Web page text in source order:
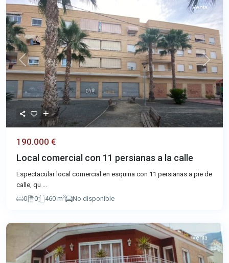
Previous Next
Venta
190.000 €
Local comercial con 11 persianas a la calle
Espectacular local comercial en esquina con 11 persianas a pie de
calle, qu
0
0 460 m2 No disponible
Venta